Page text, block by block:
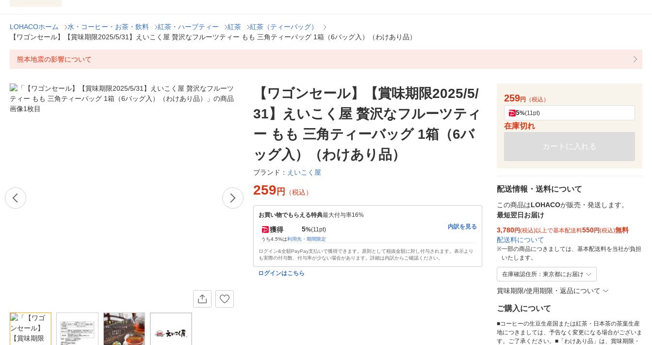
LOHACOホーム 水・コーヒー・お茶・飲料 紅茶・ハーブティー 紅茶
紅茶（ティーバッグ）
【ワゴンセール】【賞味期限2025/5/31】えいこく屋 贅沢なフルーツティー もも 三角ティーバッグ 1箱（6バッグ入）（わけあり品）
熊本地震の影響について
【ワゴンセール】【賞味期限2025/5/
31】えいこく屋 贅沢なフルーツティ
ー もも 三角ティーバッグ 1箱（6バ
ッグ入）（わけあり品）
ブランド： えいこく屋
259 円 （税込）
お買い物でもらえる特典最大付与率16%
獲得 5%(11pt)
うち4.5%は利用先・期間限定
内訳を見る
ログイン&全額PayPay支払いで獲得できます。原則として税抜金額に対し付与されます。表示より
も実際の付与数、付与率が少ない場合があります。詳細は内訳からご確認ください。
ログインはこちら
259円 （税込）
5%(11pt)
在庫切れ
カートに入れる
配送情報・送料について
この商品はLOHACOが販売・発送します。
最短翌日お届け
3,780円(税込)以上で基本配送料550円(税込)無料
配送料について
※一部の商品につきましては、基本配送料を当社が負担
いたします。
在庫確認住所：東京都にお届け
賞味期限/使用期限・返品について
ご購入について
■コーヒーの生豆生産国または紅茶・日本茶の茶葉生産
地につきましては、予告なく変更になる場合がございま
す。ご了承ください。■「わけあり品」は、賞味期限・